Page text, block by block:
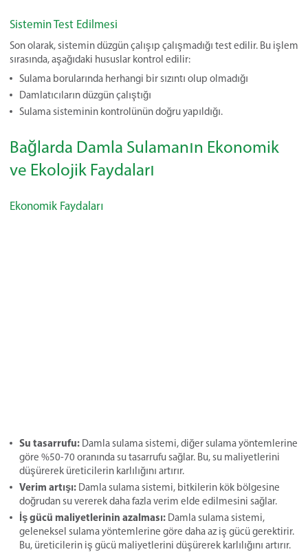
Sistemin Test Edilmesi
Son olarak, sistemin düzgün çalışıp çalışmadığı test edilir. Bu işlem
sırasında, aşağıdaki hususlar kontrol edilir:
Sulama borularında herhangi bir sızıntı olup olmadığı
Damlatıcıların düzgün çalıştığı
Sulama sisteminin kontrolünün doğru yapıldığı.
Bağlarda Damla Sulamanın Ekonomik
ve Ekolojik Faydaları
Ekonomik Faydaları
Su tasarrufu: Damla sulama sistemi, diğer sulama yöntemlerine
göre %50-70 oranında su tasarrufu sağlar. Bu, su maliyetlerini
düşürerek üreticilerin karlılığını artırır.
Verim artışı: Damla sulama sistemi, bitkilerin kök bölgesine
doğrudan su vererek daha fazla verim elde edilmesini sağlar.
İş gücü maliyetlerinin azalması: Damla sulama sistemi,
geleneksel sulama yöntemlerine göre daha az iş gücü gerektirir.
Bu, üreticilerin iş gücü maliyetlerini düşürerek karlılığını artırır.